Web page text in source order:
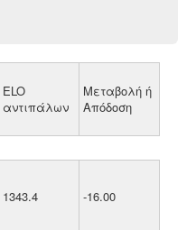
ELO
αντιπάλων
Μεταβολή ή
Απόδοση
1343.4 -16.00